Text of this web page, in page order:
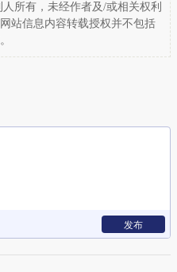
所有，未经作者及/或相关权利
站信息内容转载授权并不包括
发布